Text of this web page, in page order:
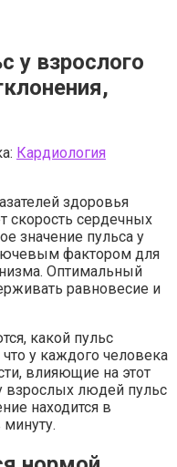
у взрослого
Кардиология
здоровья
скорость сердечных
значение пульса у
фактором для
Оптимальный
равновесие и
какой пульс
у каждого человека
влияющие на этот
взрослых людей пульс
находится в